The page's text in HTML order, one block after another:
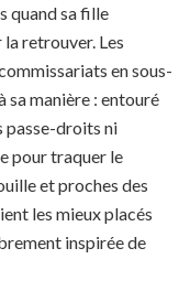
quand sa fille
retrouver. Les
en sous-
sa manière : entouré
passe-droits ni
pour traquer le
et proches des
les mieux placés
inspirée de